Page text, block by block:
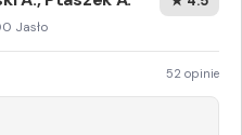
Jasło
52 opinie